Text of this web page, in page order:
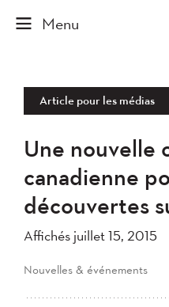
Article pour les médias
Une nouvelle
canadienne
découvertes
Affichés juillet 15, 2015
Nouvelles & événements